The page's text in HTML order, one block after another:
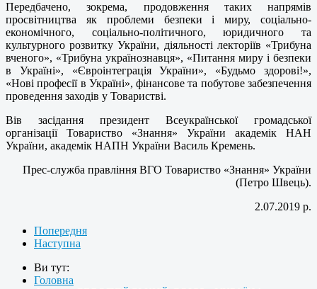
Передбачено, зокрема, продовження таких напрямів
просвітництва як проблеми безпеки і миру, соціально-
економічного, соціально-політичного, юридичного та
культурного розвитку України, діяльності лекторіїв «Трибуна
вченого», «Трибуна українознавця», «Питання миру і безпеки
в Україні», «Євроінтеграція України», «Будьмо здорові!»,
«Нові професії в Україні», фінансове та побутове забезпечення
проведення заходів у Товаристві.
Вів засідання президент Всеукраїнської громадської
організації Товариство «Знання» України академік НАН
України, академік НАПН України Василь Кремень.
Прес-служба правління ВГО Товариство «Знання» України
(Петро Швець).
2.07.2019 р.
Попередня
Наступна
Ви тут:
Головна